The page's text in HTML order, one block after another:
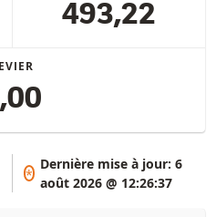
493,22
*
Dernière mise à jour: 6
août 2026 @ 12:26:37